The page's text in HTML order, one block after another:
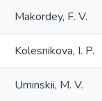
Makordey, F. V.
Kolesnikova, I. P.
Uminskii, M. V.